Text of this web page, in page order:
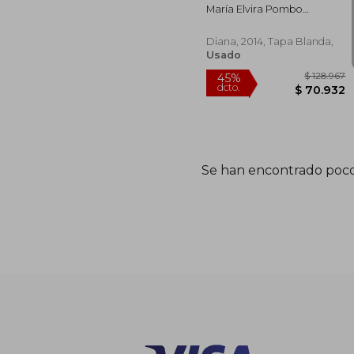
María Elvira Pombo
Diana, 2014, Tapa Blanda,
Usado
Se han encontrado